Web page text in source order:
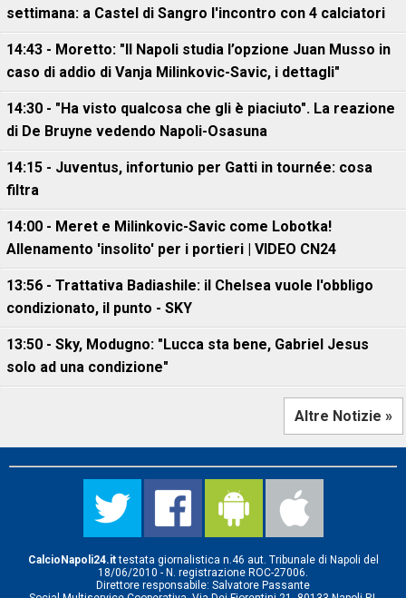
settimana: a Castel di Sangro l'incontro con 4 calciatori
14:43 - Moretto: "Il Napoli studia l’opzione Juan Musso in
caso di addio di Vanja Milinkovic-Savic, i dettagli"
14:30 - "Ha visto qualcosa che gli è piaciuto". La reazione
di De Bruyne vedendo Napoli-Osasuna
14:15 - Juventus, infortunio per Gatti in tournée: cosa
filtra
14:00 - Meret e Milinkovic-Savic come Lobotka!
Allenamento 'insolito' per i portieri | VIDEO CN24
13:56 - Trattativa Badiashile: il Chelsea vuole l'obbligo
condizionato, il punto - SKY
13:50 - Sky, Modugno: "Lucca sta bene, Gabriel Jesus
solo ad una condizione"
Altre Notizie »
CalcioNapoli24.ittestata giornalistica n.46 aut. Tribunale di Napoli del
18/06/2010 - N. registrazione ROC-27006.
Direttore responsabile: Salvatore Passante